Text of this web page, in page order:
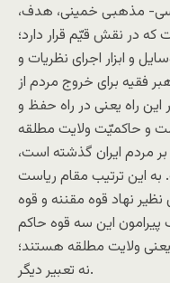
مذهبی خمینی، هدف،
در نقش قیّم قرار دارد؛
و ابزار اجرای نظریات و
فقیه برای خروج مردم از
این راه یعنی در راه حفظ و
و حاکمیّت ولایت مطلقه
مردم ایران گذشته است،
این ترتیب مقام ریاست
نهاد قوه مقننه و قوه
پیرامون این سه قوه حاکم
ولایت مطلقه هستند؛
نه تعبیر دیگر.